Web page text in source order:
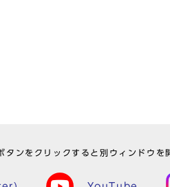
タンをクリックすると別ウィンドウを